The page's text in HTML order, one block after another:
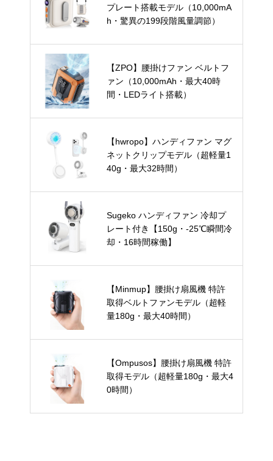
プレート搭載モデル（10,000mA
h・驚異の199段階風量調節）
【ZPO】腰掛けファン ベルトフ
ァン（10,000mAh・最大40時
間・LEDライト搭載）
【hwropo】ハンディファン マグ
ネットクリップモデル（超軽量1
40g・最大32時間）
Sugeko ハンディファン 冷却プ
レート付き【150g・-25℃瞬間冷
却・16時間稼働】
【Minmup】腰掛け扇風機 特許
取得ベルトファンモデル（超軽
量180g・最大40時間）
【Ompusos】腰掛け扇風機 特許
取得モデル（超軽量180g・最大4
0時間）